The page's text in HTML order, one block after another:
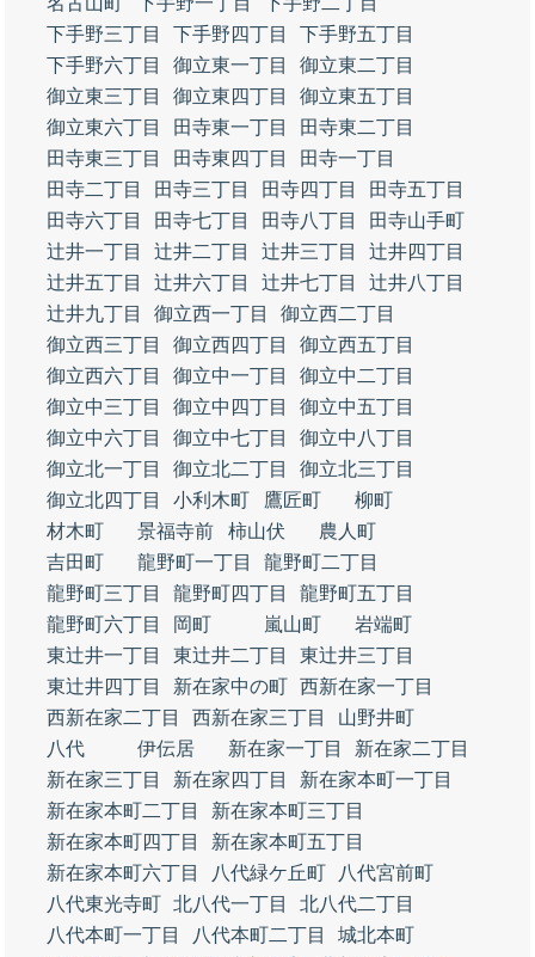
下手野三丁目
下手野四丁目
下手野五丁目
下手野六丁目
御立東一丁目
御立東二丁目
御立東三丁目
御立東四丁目
御立東五丁目
御立東六丁目
田寺東一丁目
田寺東二丁目
田寺東三丁目
田寺東四丁目
田寺一丁目
田寺二丁目
田寺三丁目 田寺四丁目
田寺五丁目
田寺六丁目
田寺七丁目 田寺八丁目
田寺山手町
辻井一丁目
辻井二丁目 辻井三丁目
辻井四丁目
辻井五丁目
辻井六丁目 辻井七丁目
辻井八丁目
辻井九丁目
御立西一丁目
御立西二丁目
御立西三丁目
御立西四丁目
御立西五丁目
御立西六丁目
御立中一丁目
御立中二丁目
御立中三丁目
御立中四丁目
御立中五丁目
御立中六丁目
御立中七丁目
御立中八丁目
御立北一丁目
御立北二丁目
御立北三丁目
御立北四丁目
小利木町 鷹匠町
柳町
材木町
景福寺前 柿山伏
農人町
吉田町
龍野町一丁目
龍野町二丁目
龍野町三丁目
龍野町四丁目
龍野町五丁目
龍野町六丁目
岡町 嵐山町
岩端町
東辻井一丁目
東辻井二丁目
東辻井三丁目
東辻井四丁目
新在家中の町 西新在家一丁目
西新在家二丁目
西新在家三丁目
山野井町
八代
伊伝居 新在家一丁目
新在家二丁目
新在家三丁目
新在家四丁目
新在家本町一丁目
新在家本町二丁目
新在家本町三丁目
新在家本町四丁目
新在家本町五丁目
新在家本町六丁目
八代緑ケ丘町
八代宮前町
八代東光寺町 北八代一丁目
北八代二丁目
八代本町一丁目
八代本町二丁目
城北本町